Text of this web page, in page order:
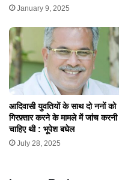
January 9, 2025
आदिवासी युवतियों के साथ दो ननों को
गिरफ़्तार करने के मामले में जांच करनी
चाहिए थी : भूपेश बघेल
July 28, 2025